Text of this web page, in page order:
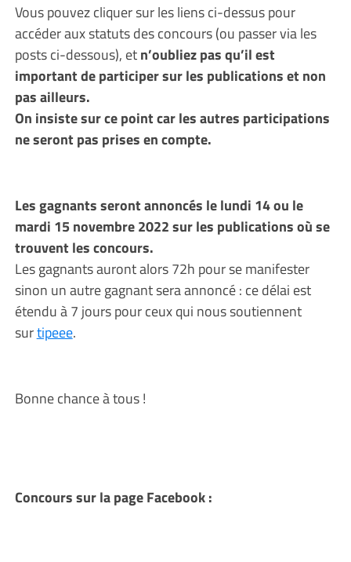
Vous pouvez cliquer sur les liens ci-dessus pour
accéder aux statuts des concours (ou passer via les
posts ci-dessous), etn’oubliez pas qu’il est
important de participer sur les publications et non
pas ailleurs.
On insiste sur ce point car les autres participations
ne seront pas prises en compte.
Les gagnants seront annoncés le lundi 14 ou le
mardi 15 novembre 2022 sur les publications où se
trouvent les concours.
Les gagnants auront alors 72h pour se manifester
sinon un autre gagnant sera annoncé : ce délai est
étendu à 7 jours pour ceux qui nous soutiennent
surtipeee.
Bonne chance à tous !
Concours sur la page Facebook :